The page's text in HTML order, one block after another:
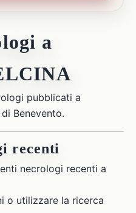
a
pubblicati a
Benevento.
recenti
necrologi recenti a
o utilizzare la ricerca